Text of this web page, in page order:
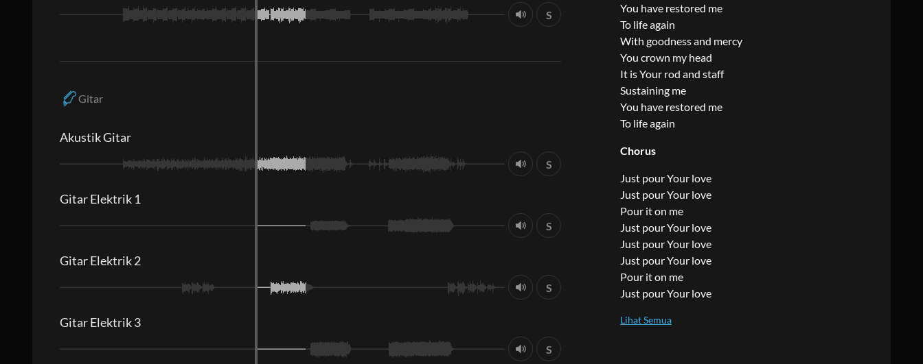
You have restored me
To life again
With goodness and mercy
You crown my head
It is Your rod and staff
Sustaining me
You have restored me
To life again
Chorus
Just pour Your love
Just pour Your love
Pour it on me
Just pour Your love
Just pour Your love
Just pour Your love
Pour it on me
Just pour Your love
S
Gitar
Akustik Gitar
S
Gitar Elektrik 1
S
Gitar Elektrik 2
S
Gitar Elektrik 3
S